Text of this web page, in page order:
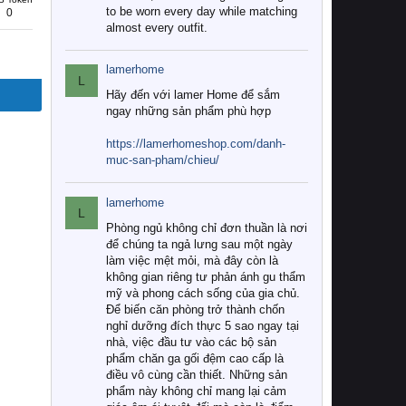
0
to be worn every day while matching
almost every outfit.
L
lamerhome
Hãy đến với lamer Home để sắm
ngay những sản phẩm phù hợp
https://lamerhomeshop.com/danh-
muc-san-pham/chieu/
L
lamerhome
Phòng ngủ không chỉ đơn thuần là nơi
để chúng ta ngả lưng sau một ngày
làm việc mệt mỏi, mà đây còn là
không gian riêng tư phản ánh gu thẩm
mỹ và phong cách sống của gia chủ.
Để biến căn phòng trở thành chốn
nghỉ dưỡng đích thực 5 sao ngay tại
nhà, việc đầu tư vào các bộ sản
phẩm chăn ga gối đệm cao cấp là
điều vô cùng cần thiết. Những sản
phẩm này không chỉ mang lại cảm